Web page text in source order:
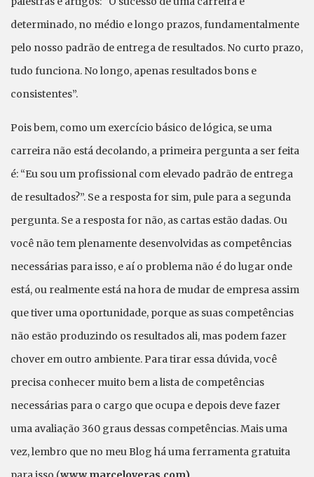
determinado, no médio e longo prazos, fundamentalmente
pelo nosso padrão de entrega de resultados. No curto prazo,
tudo funciona. No longo, apenas resultados bons e
consistentes”.
Pois bem, como um exercício básico de lógica, se uma
carreira não está decolando, a primeira pergunta a ser feita
é: “Eu sou um profissional com elevado padrão de entrega
de resultados?”. Se a resposta for sim, pule para a segunda
pergunta. Se a resposta for não, as cartas estão dadas. Ou
você não tem plenamente desenvolvidas as competências
necessárias para isso, e aí o problema não é do lugar onde
está, ou realmente está na hora de mudar de empresa assim
que tiver uma oportunidade, porque as suas competências
não estão produzindo os resultados ali, mas podem fazer
chover em outro ambiente. Para tirar essa dúvida, você
precisa conhecer muito bem a lista de competências
necessárias para o cargo que ocupa e depois deve fazer
uma avaliação 360 graus dessas competências. Mais uma
vez, lembro que no meu Blog há uma ferramenta gratuita